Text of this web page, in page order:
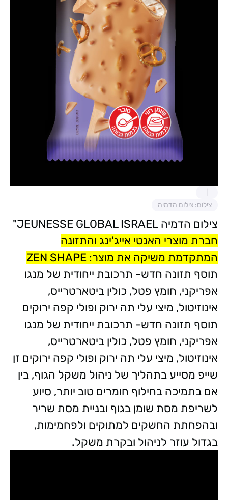
צילום: צילום הדמיה
צילום הדמיה JEUNESSE GLOBAL ISRAEL"
חברת מוצרי האנטי אייג'ינג והתזונה
המתקדמת משיקה את מוצר: ZEN SHAPE
תוסף תזונה חדש- תרכובת ייחודית של מנגו
אפריקני, חומץ פטל, כולין ביטארטרייס,
אינוזיטול, מיצי עלי תה ירוק ופולי קפה ירוקים
תוסף תזונה חדש- תרכובת ייחודית של מנגו
אפריקני, חומץ פטל, כולין ביטארטרייס,
אינוזיטול, מיצי עלי תה ירוק ופולי קפה ירוקים זן
שייפ מסייע בתהליך של ניהול משקל הגוף, בין
אם בתמיכה בחילוף חומרים טוב יותר, סיוע
לשריפת מסת שומן בגוף ובניית מסת שריר
ובהפחתת החשקים למתוקים ולפחמימות,
בגדול עוזר לניהול ובקרת משקל.